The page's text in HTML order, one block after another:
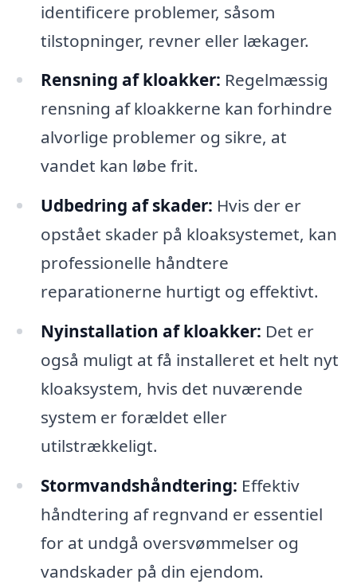
identificere problemer, såsom
tilstopninger, revner eller lækager.
Rensning af kloakker: Regelmæssig
rensning af kloakkerne kan forhindre
alvorlige problemer og sikre, at
vandet kan løbe frit.
Udbedring af skader: Hvis der er
opstået skader på kloaksystemet, kan
professionelle håndtere
reparationerne hurtigt og effektivt.
Nyinstallation af kloakker: Det er
også muligt at få installeret et helt nyt
kloaksystem, hvis det nuværende
system er forældet eller
utilstrækkeligt.
Stormvandshåndtering: Effektiv
håndtering af regnvand er essentiel
for at undgå oversvømmelser og
vandskader på din ejendom.